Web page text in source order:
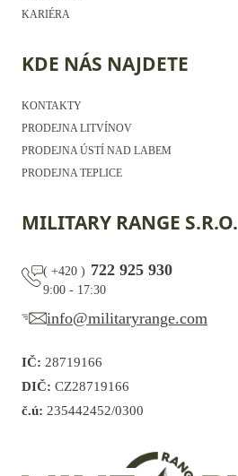
KARIÉRA
KDE NÁS NAJDETE
KONTAKTY
PRODEJNA LITVÍNOV
PRODEJNA ÚSTÍ NAD LABEM
PRODEJNA TEPLICE
MILITARY RANGE S.R.O.
( +420 ) 722 925 930
9:00 - 17:30
info@militaryrange.com
IČ: 28719166
DIČ: CZ28719166
č.ú: 235442452/0300